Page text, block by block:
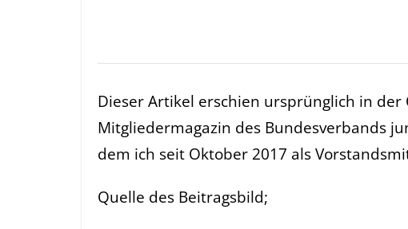
Dieser Artikel erschien ursprünglich in der
Mitgliedermagazin des Bundesverbands
dem ich seit Oktober 2017 als
Quelle des Beitragsbild;